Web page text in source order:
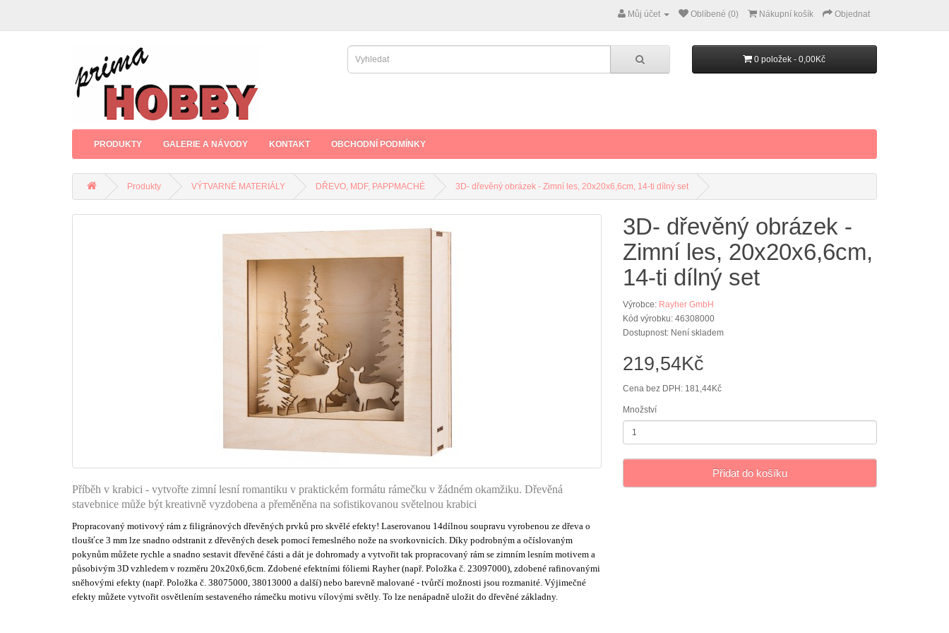
Můj účet Oblíbené (0) Nákupní košík Objednat
0 položek - 0,00Kč
PRODUKTY GALERIE A NÁVODY KONTAKT OBCHODNÍ PODMÍNKY
Produkty VÝTVARNÉ MATERIÁLY DŘEVO, MDF, PAPPMACHÉ 3D- dřevěný obrázek - Zimní les, 20x20x6,6cm, 14-ti dílný set
Příběh v krabici - vytvořte zimní lesní romantiku v praktickém formátu rámečku v žádném okamžiku. Dřevěná
stavebnice může být kreativně vyzdobena a přeměněna na sofistikovanou světelnou krabici
Propracovaný motivový rám z filigránových dřevěných prvků pro skvělé efekty! Laserovanou 14dílnou soupravu vyrobenou ze dřeva o
tloušťce 3 mm lze snadno odstranit z dřevěných desek pomocí řemeslného nože na svorkovnicích. Díky podrobným a očíslovaným
pokynům můžete rychle a snadno sestavit dřevěné části a dát je dohromady a vytvořit tak propracovaný rám se zimním lesním motivem a
působivým 3D vzhledem v rozměru 20x20x6,6cm. Zdobené efektními fóliemi Rayher (např. Položka č. 23097000), zdobené rafinovanými
sněhovými efekty (např. Položka č. 38075000, 38013000 a další) nebo barevně malované - tvůrčí možnosti jsou rozmanité. Výjimečné
efekty můžete vytvořit osvětlením sestaveného rámečku motivu vílovými světly. To lze nenápadně uložit do dřevěné základny.
3D- dřevěný obrázek -
Zimní les, 20x20x6,6cm,
14-ti dílný set
Výrobce: Rayher GmbH
Kód výrobku: 46308000
Dostupnost: Není skladem
219,54Kč
Cena bez DPH: 181,44Kč
Množství
Přidat do košíku